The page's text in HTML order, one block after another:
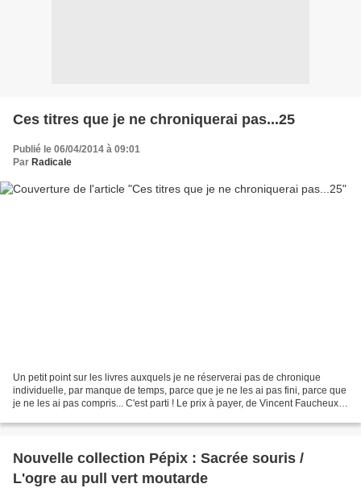
Ces titres que je ne chroniquerai pas...25
Publié le 06/04/2014 à 09:01
Par Radicale
Un petit point sur les livres auxquels je ne réserverai pas de chronique
individuelle, par manque de temps, parce que je ne les ai pas fini, parce que
je ne les ai pas compris... C'est parti ! Le prix à payer, de Vincent Faucheux,
Nouvelle collection Pépix : Sacrée souris /
L'ogre au pull vert moutarde